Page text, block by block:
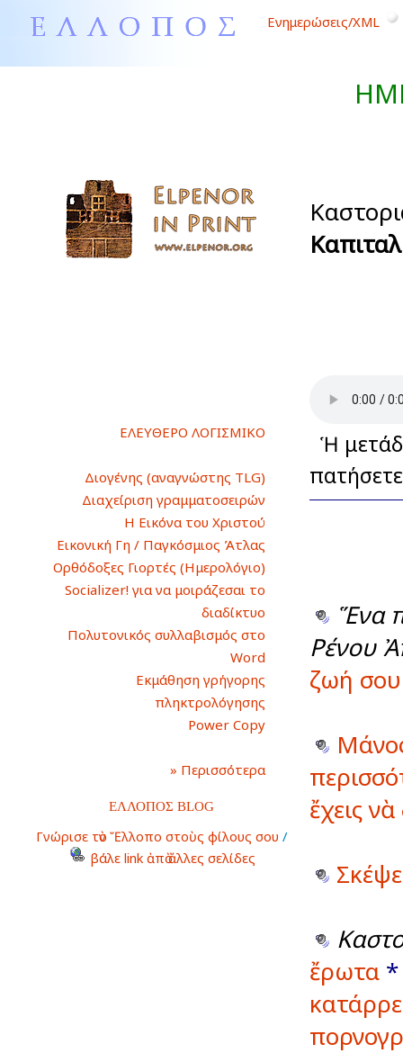
Ενημερώσεις/XML
ΕΛΕΥΘΕΡΟ ΛΟΓΙΣΜΙΚΟ
Διογένης (αναγνώστης TLG)
Διαχείριση γραμματοσειρών
Η Εικόνα του Χριστού
Εικονική Γη / Παγκόσμιος Άτλας
Ορθόδοξες Γιορτές (Ημερολόγιο)
Socializer! για να μοιράζεσαι το
διαδίκτυο
Πολυτονικός συλλαβισμός στο
Word
Εκμάθηση γρήγορης
πληκτρολόγησης
Power Copy
» Περισσότερα
ΕΛΛΟΠΟΣ BLOG
Γνώρισε τὸν Ἔλλοπο στοὺς φίλους σου /
βάλε link ἀπὸ ἄλλες σελίδες
Ἡ
Ἕνα
Ρένου
ζωή
ἔχεις
ἔρωτα